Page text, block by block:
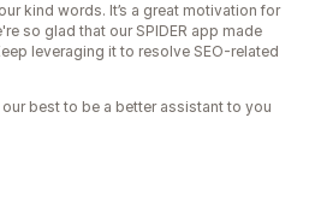
kind words. It’s a great motivation for
so glad that our SPIDER app made
leveraging it to resolve SEO-related
best to be a better assistant to you